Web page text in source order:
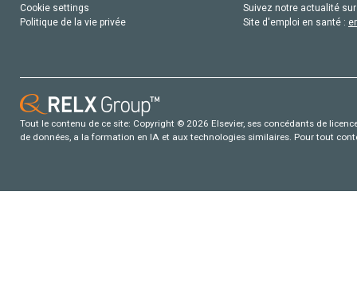
Cookie settings
Politique de la vie privée
Suivez notre actualité
Site d'emploi en santé :
Tout le contenu de ce site: Copyright © 2026 Elsevier, ses concédants de
de données, a la formation en IA et aux technologies similaires. Pour tout